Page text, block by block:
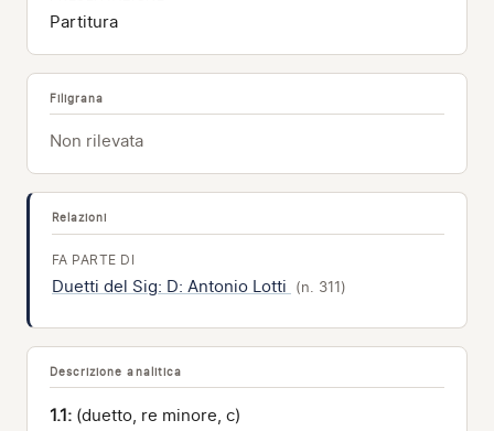
Partitura
Filigrana
Non rilevata
Relazioni
FA PARTE DI
Duetti del Sig: D: Antonio Lotti (n. 311)
Descrizione analitica
1.1: (duetto, re minore, c)